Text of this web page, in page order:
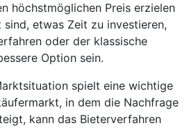
höchstmöglichen Preis erzielen
etwas Zeit zu investieren,
oder der klassische
Option sein.
spielt eine wichtige
in dem die Nachfrage
kann das Bieterverfahren